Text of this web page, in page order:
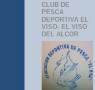
CLUB DE
PESCA
DEPORTIVA EL
VISO- EL VISO
DEL ALCOR